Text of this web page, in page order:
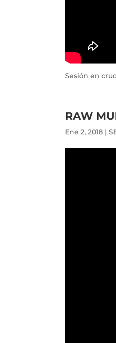
Sesión en
RAW
Ene 2, 2018 |